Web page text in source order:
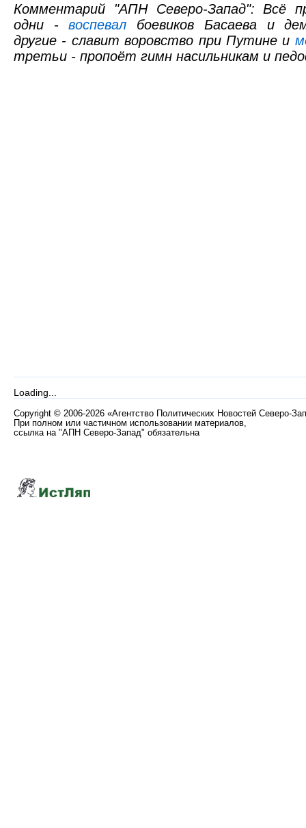
Комментарий "АПН Северо-Запад": Всё
одни -воспевал боевиков Басаева и
другие - славит воровство при Путине и
третьи - пропоёт гимн насильникам и
Loading...
Copyright © 2006-2026 «Агентство Политических Новостей Северо-
При полном или частичном использовании материалов,
ссылка на "АПН Северо-Запад" обязательна